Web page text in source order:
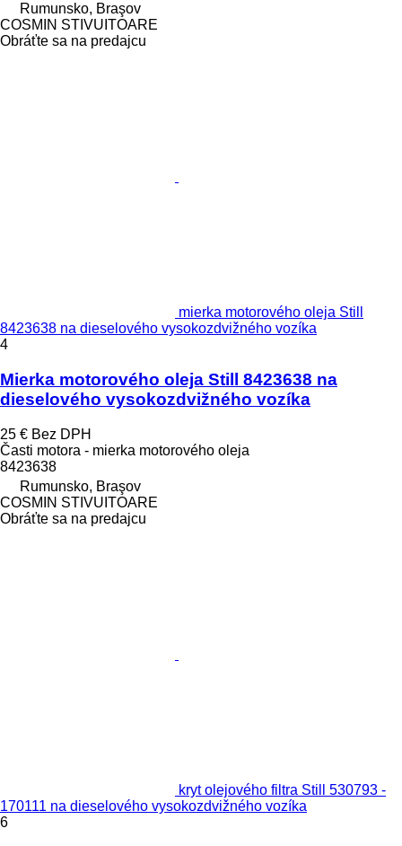
Rumunsko, Braşov
COSMIN STIVUITOARE
Obráťte sa na predajcu
mierka motorového oleja Still
8423638 na dieselového vysokozdvižného vozíka
4
Mierka motorového oleja Still 8423638 na
dieselového vysokozdvižného vozíka
25 € Bez DPH
Časti motora - mierka motorového oleja
8423638
Rumunsko, Braşov
COSMIN STIVUITOARE
Obráťte sa na predajcu
kryt olejového filtra Still 530793 -
170111 na dieselového vysokozdvižného vozíka
6